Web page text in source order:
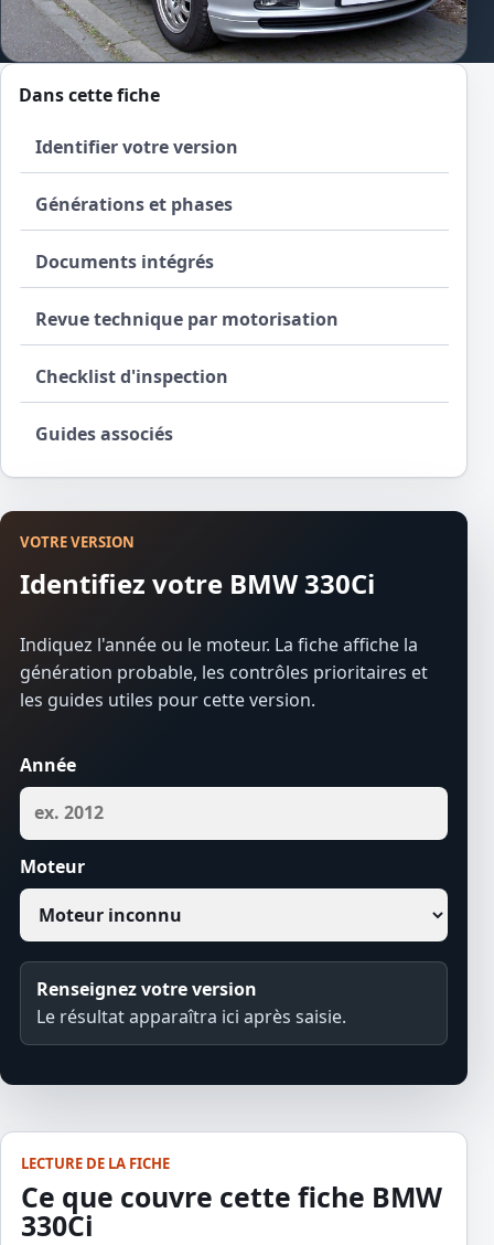
Dans cette fiche
Identifier votre version
Générations et phases
Documents intégrés
Revue technique par motorisation
Checklist d'inspection
Guides associés
VOTRE VERSION
Identifiez votre BMW 330Ci
Indiquez l'année ou le moteur. La fiche affiche la
génération probable, les contrôles prioritaires et
les guides utiles pour cette version.
Année
Moteur
Renseignez votre version
Le résultat apparaîtra ici après saisie.
LECTURE DE LA FICHE
Ce que couvre cette fiche BMW
330Ci